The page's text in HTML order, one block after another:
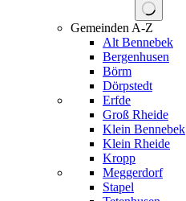
Keine
Ergebnisse
Gemeinden A-Z
Alt Bennebek
Bergenhusen
Börm
Dörpstedt
Erfde
Groß Rheide
Klein Bennebek
Klein Rheide
Kropp
Meggerdorf
Stapel